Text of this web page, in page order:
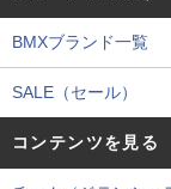
BMXブランド一覧
SALE（セール）
コンテンツを見る